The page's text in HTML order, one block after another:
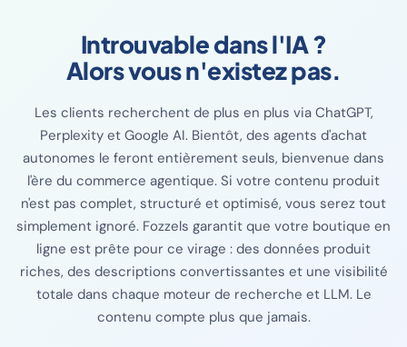
Introuvable dans l'IA ?
Alors vous n'existez pas.
Les clients recherchent de plus en plus via ChatGPT,
Perplexity et Google AI. Bientôt, des agents d'achat
autonomes le feront entièrement seuls, bienvenue dans
l'ère du commerce agentique. Si votre contenu produit
n'est pas complet, structuré et optimisé, vous serez tout
simplement ignoré. Fozzels garantit que votre boutique en
ligne est prête pour ce virage : des données produit
riches, des descriptions convertissantes et une visibilité
totale dans chaque moteur de recherche et LLM. Le